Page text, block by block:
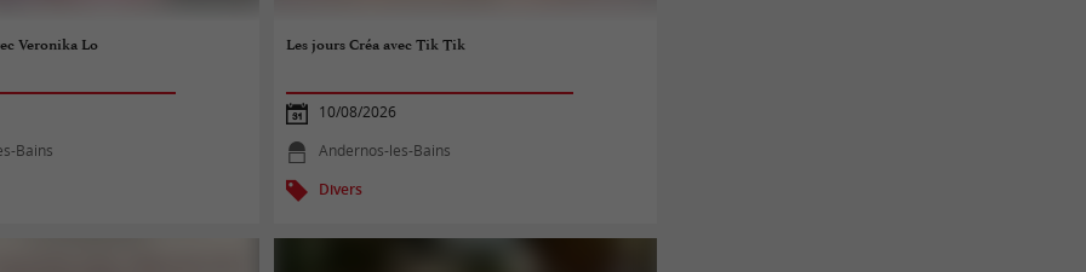
Veronika Lo
Bains
Les jours Créa avec Tik Tik
10/08/2026
Andernos-les-Bains
Divers